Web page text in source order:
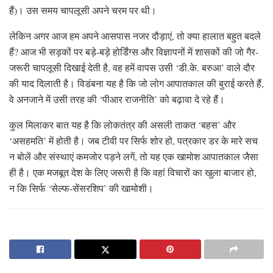
हैं)। उस समय चापलूसी अपने चरम पर थी।
लेकिन अगर आज हम अपने आसपास नजर दौड़ाएं, तो क्या हालात बहुत बदले
हैं? आज भी सड़कों पर बड़े-बड़े होर्डिंग्स और विज्ञापनों में शासकों की जो गैर-
जरूरी चापलूसी दिखाई देती है, वह हमें वापस उसी ‘डी.के. बरुआ’ वाले दौर
की याद दिलाती है। विडंबना यह है कि जो लोग आपातकाल की बुराई करते हैं,
वे अनजाने में उसी तरह की ‘पीआर राजनीति’ को बढ़ावा दे रहे हैं।
कुल मिलाकर बात यह है कि लोकतंत्र की असली ताकत ‘बहस’ और
‘असहमति’ में होती है। जब टीवी पर सिर्फ शोर हो, पत्रकार डर के मारे सच
न बोलें और संस्थाएं कमजोर पड़ने लगें, तो यह एक खामोश आपातकाल जैसा
ही है। एक मजबूत देश के लिए जरूरी है कि वहां विचारों का खुला बाजार हो,
न कि सिर्फ ‘सेल्फ-सेंसरशिप’ की खामोशी।